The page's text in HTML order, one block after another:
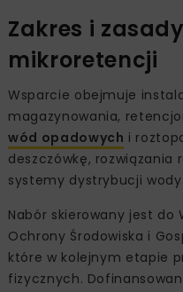
Zakres i
mikroretencji
Wsparcie obejmuje
magazynowania,
wód opadowych i
deszczówkę, rozwiązania
systemy dystrybucji wody.
Nabór skierowany jest do
Ochrony Środowiska i
które w kolejnym etapie
fizycznych.